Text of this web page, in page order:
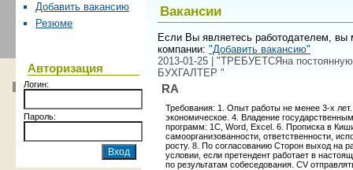
Добавить вакансию
Резюме
Авторизация
Логин:
Пароль:
Вакансии
Если Вы являетесь работодателем,
компании: "Добавить вакансию"
2013-01-25 | "ТРЕБУЕТСЯна
БУХГАЛТЕР "
RA
Требования: 1. Опыт работы не менее 3-х
экономическое. 4. Владение
программ: 1С, Word, Excel. 6. Прописка в
самоорганизованности, ответственности,
росту. 8. По согласованию Сторон выход на
условии, если претендент работает в
по результатам собеседования. CV